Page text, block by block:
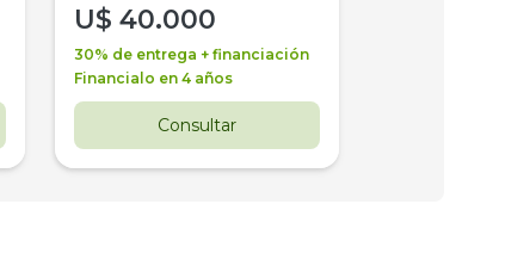
U$ 40.000
30% de entrega + financiación
Financialo en 4 años
Consultar